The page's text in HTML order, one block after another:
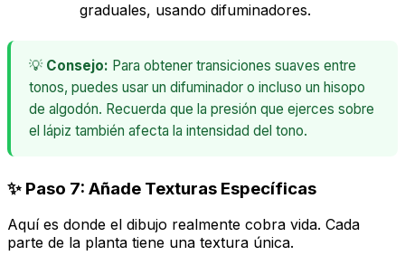
graduales, usando difuminadores.
💡 Consejo: Para obtener transiciones suaves entre
tonos, puedes usar un difuminador o incluso un hisopo
de algodón. Recuerda que la presión que ejerces sobre
el lápiz también afecta la intensidad del tono.
✨ Paso 7: Añade Texturas Específicas
Aquí es donde el dibujo realmente cobra vida. Cada
parte de la planta tiene una textura única.